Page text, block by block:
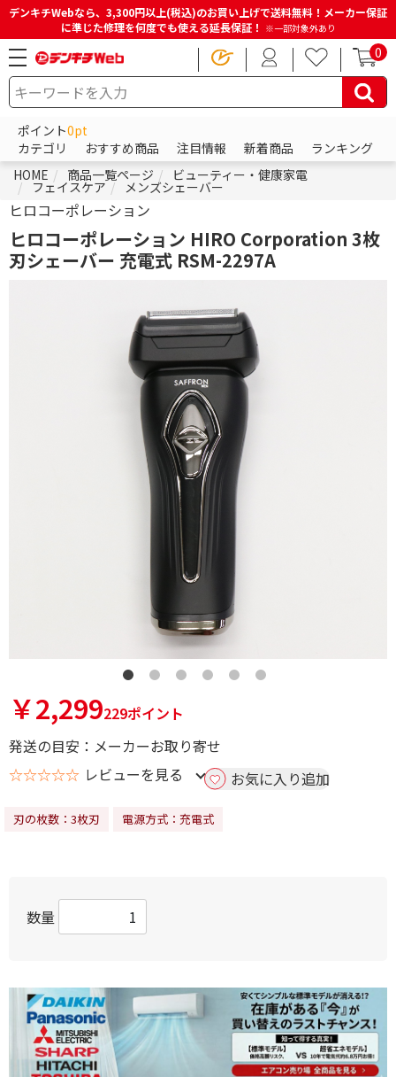
デンキチWebなら、3,300円以上(税込)のお買い上げで送料無料！メーカー保証
に準じた修理を何度でも使える延長保証！ ※一部対象外あり
0
ポイント0pt
カテゴリ
おすすめ商品 注目情報 新着商品
ランキング
HOME
商品一覧ページ ビューティー・健康家電
フェイスケア メンズシェーバー
ヒロコーポレーション
ヒロコーポレーション HIRO Corporation 3枚
刃シェーバー 充電式 RSM-2297A
￥2,299229ポイント
発送の目安：メーカーお取り寄せ
☆☆☆☆☆ レビューを見る お気に入り追加
刃の枚数：3枚刃 電源方式：充電式
数量